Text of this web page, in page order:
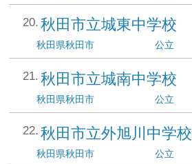
秋田市立城東中学校
秋田県秋田市 公立
秋田市立城南中学校
秋田県秋田市 公立
秋田市立外旭川中学校
秋田県秋田市 公立